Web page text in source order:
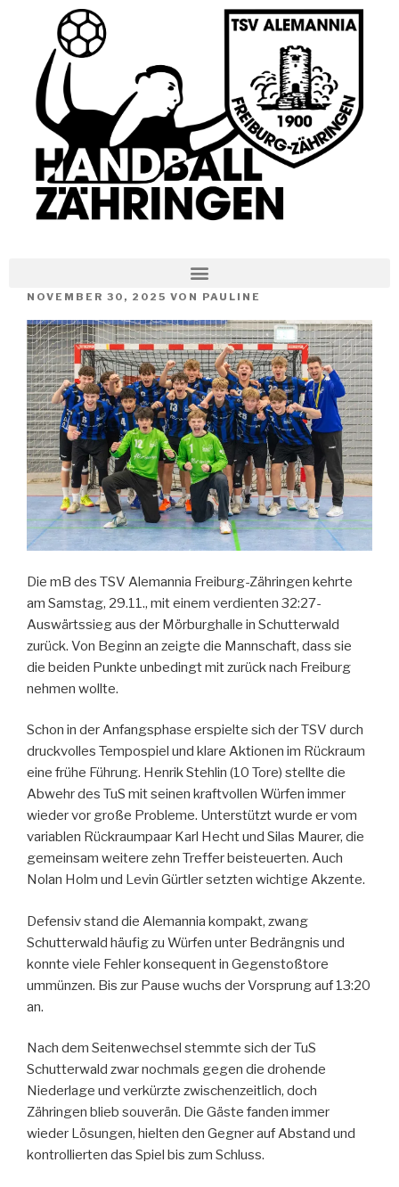
NOVEMBER 30, 2025 VON PAULINE
Die mB des TSV Alemannia Freiburg-Zähringen kehrte
am Samstag, 29.11., mit einem verdienten 32:27-
Auswärtssieg aus der Mörburghalle in Schutterwald
zurück. Von Beginn an zeigte die Mannschaft, dass sie
die beiden Punkte unbedingt mit zurück nach Freiburg
nehmen wollte.
Schon in der Anfangsphase erspielte sich der TSV durch
druckvolles Tempospiel und klare Aktionen im Rückraum
eine frühe Führung. Henrik Stehlin (10 Tore) stellte die
Abwehr des TuS mit seinen kraftvollen Würfen immer
wieder vor große Probleme. Unterstützt wurde er vom
variablen Rückraumpaar Karl Hecht und Silas Maurer, die
gemeinsam weitere zehn Treffer beisteuerten. Auch
Nolan Holm und Levin Gürtler setzten wichtige Akzente.
Defensiv stand die Alemannia kompakt, zwang
Schutterwald häufig zu Würfen unter Bedrängnis und
konnte viele Fehler konsequent in Gegenstoßtore
ummünzen. Bis zur Pause wuchs der Vorsprung auf 13:20
an.
Nach dem Seitenwechsel stemmte sich der TuS
Schutterwald zwar nochmals gegen die drohende
Niederlage und verkürzte zwischenzeitlich, doch
Zähringen blieb souverän. Die Gäste fanden immer
wieder Lösungen, hielten den Gegner auf Abstand und
kontrollierten das Spiel bis zum Schluss.